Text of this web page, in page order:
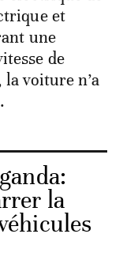
et
une
de
voiture n’a
la